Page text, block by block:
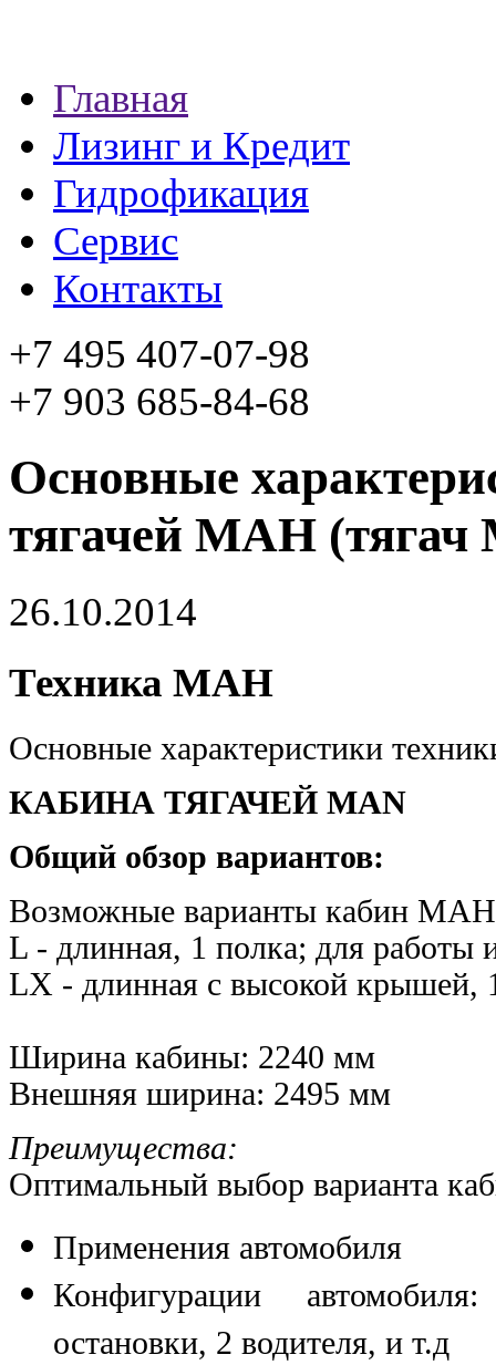
Главная
Лизинг и Кредит
Гидрофикация
Сервис
Контакты
+7 495 407-07-98
+7 903 685-84-68
Основные
тягачей МАН (тягач
26.10.2014
Техника МАН
Основные характеристики
КАБИНА ТЯГАЧЕЙ MAN
Общий обзор вариантов:
Возможные варианты кабин
L - длинная, 1 полка; для работы
LX - длинная с высокой крышей,
Ширина кабины: 2240 мм
Внешняя ширина: 2495 мм
Преимущества:
Оптимальный выбор варианта
Применения автомобиля
Конфигурации
остановки, 2 водителя, и т.д